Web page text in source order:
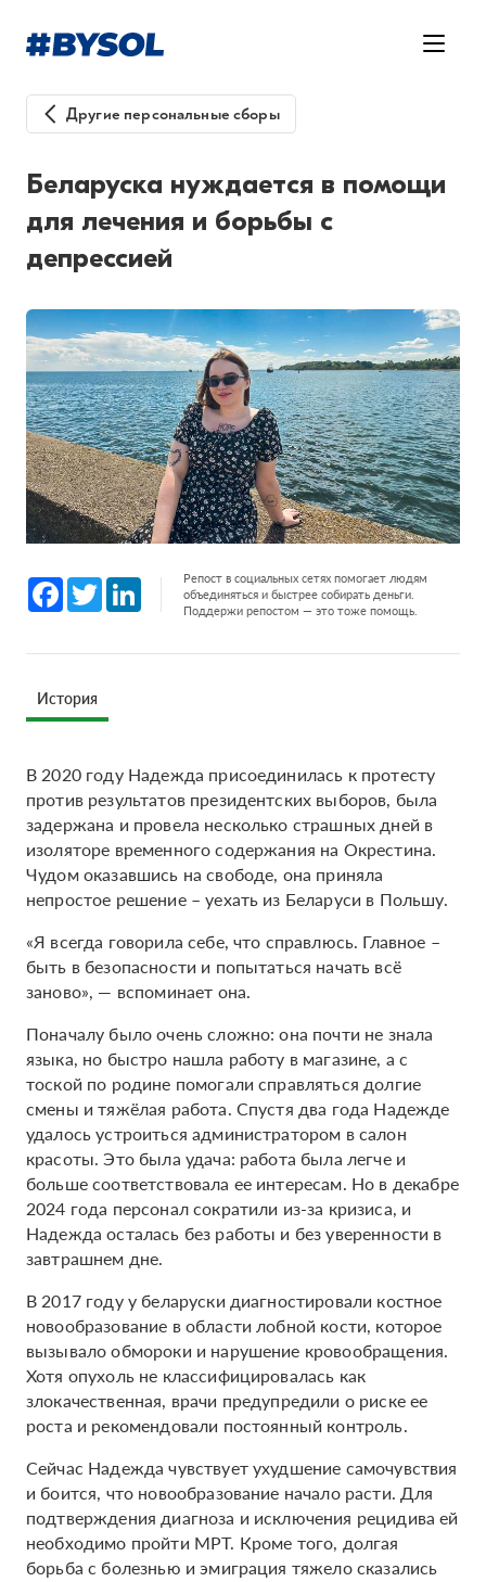
Другие персональные сборы
Беларуска нуждается в помощи
для лечения и борьбы с
депрессией
Facebook
Twitter LinkedInРепост в социальных сетях помогает людям
объединяться и быстрее собирать деньги.
Поддержи репостом — это тоже помощь.
История
В 2020 году Надежда присоединилась к протесту
против результатов президентских выборов, была
задержана и провела несколько страшных дней в
изоляторе временного содержания на Окрестина.
Чудом оказавшись на свободе, она приняла
непростое решение – уехать из Беларуси в Польшу.
«Я всегда говорила себе, что справлюсь. Главное –
быть в безопасности и попытаться начать всё
заново», — вспоминает она.
Поначалу было очень сложно: она почти не знала
языка, но быстро нашла работу в магазине, а с
тоской по родине помогали справляться долгие
смены и тяжёлая работа. Спустя два года Надежде
удалось устроиться администратором в салон
красоты. Это была удача: работа была легче и
больше соответствовала ее интересам. Но в декабре
2024 года персонал сократили из-за кризиса, и
Надежда осталась без работы и без уверенности в
завтрашнем дне.
В 2017 году у беларуски диагностировали костное
новообразование в области лобной кости, которое
вызывало обмороки и нарушение кровообращения.
Хотя опухоль не классифицировалась как
злокачественная, врачи предупредили о риске ее
роста и рекомендовали постоянный контроль.
Сейчас Надежда чувствует ухудшение самочувствия
и боится, что новообразование начало расти. Для
подтверждения диагноза и исключения рецидива ей
необходимо пройти МРТ. Кроме того, долгая
борьба с болезнью и эмиграция тяжело сказались